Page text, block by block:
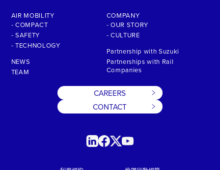
AIR MOBILITY
- COMPACT
- SAFETY
- TECHNOLOGY
NEWS
TEAM
COMPANY
- OUR STORY
- CULTURE
Partnership with Suzuki
Partnerships with Rail
Companies
CAREERS
CONTACT